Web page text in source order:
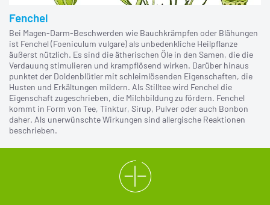
Fenchel
Bei Magen-Darm-Beschwerden wie Bauchkrämpfen oder Blähungen
ist Fenchel (Foeniculum vulgare) als unbedenkliche Heilpflanze
äußerst nützlich. Es sind die ätherischen Öle in den Samen, die die
Verdauung stimulieren und krampflösend wirken. Darüber hinaus
punktet der Doldenblütler mit schleimlösenden Eigenschaften, die
Husten und Erkältungen mildern. Als Stilltee wird Fenchel die
Eigenschaft zugeschrieben, die Milchbildung zu fördern. Fenchel
kommt in Form von Tee, Tinktur, Sirup, Pulver oder auch Bonbon
daher. Als unerwünschte Wirkungen sind allergische Reaktionen
beschrieben.